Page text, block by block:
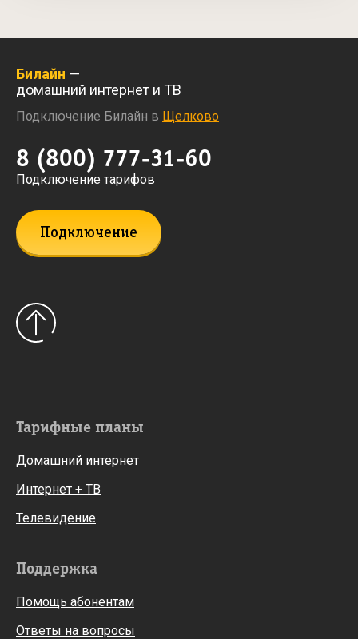
Билайн —
домашний интернет и ТВ
Подключение Билайн в Щелково
8 (800) 777-31-60
Подключение тарифов
Подключение
Тарифные планы
Домашний интернет
Интернет + ТВ
Телевидение
Поддержка
Помощь абонентам
Ответы на вопросы